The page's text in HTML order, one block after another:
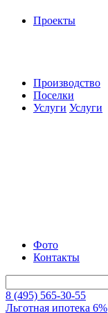
Проекты
Производство
Поселки
Услуги Услуги
Фото
Контакты
8 (495) 565-30-55
Льготная ипотека 6%